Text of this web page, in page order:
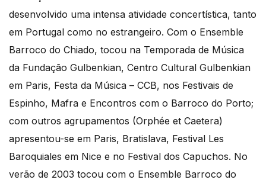
desenvolvido uma intensa atividade concertística, tanto
em Portugal como no estrangeiro. Com o Ensemble
Barroco do Chiado, tocou na Temporada de Música
da Fundação Gulbenkian, Centro Cultural Gulbenkian
em Paris, Festa da Música – CCB, nos Festivais de
Espinho, Mafra e Encontros com o Barroco do Porto;
com outros agrupamentos (Orphée et Caetera)
apresentou-se em Paris, Bratislava, Festival Les
Baroquiales em Nice e no Festival dos Capuchos. No
verão de 2003 tocou com o Ensemble Barroco do